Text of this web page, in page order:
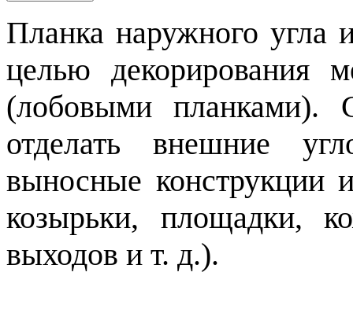
Планка наружного угла
целью декорирования
(лобовыми
отделать внешние
выносные конструкции
козырьки, площадки,
выходов и т. д.).